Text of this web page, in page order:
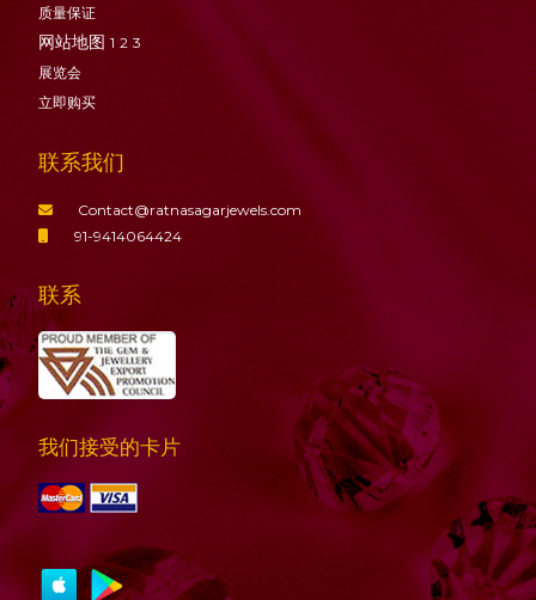
质量保证
网站地图 1 2 3
展览会
立即购买
联系我们
Contact@ratnasagarjewels.com
91-9414064424
联系
我们接受的卡片